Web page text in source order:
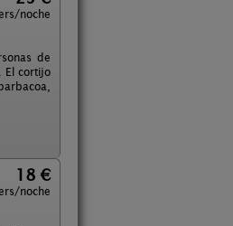
noche
de
El cortijo
18 €
noche